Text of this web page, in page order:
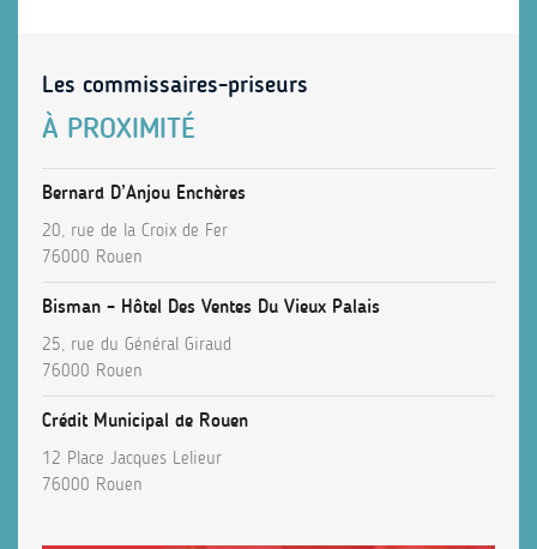
Les commissaires-priseurs
À PROXIMITÉ
Bernard D’Anjou Enchères
20, rue de la Croix de Fer
76000 Rouen
Bisman – Hôtel Des Ventes Du Vieux Palais
25, rue du Général Giraud
76000 Rouen
Crédit Municipal de Rouen
12 Place Jacques Lelieur
76000 Rouen